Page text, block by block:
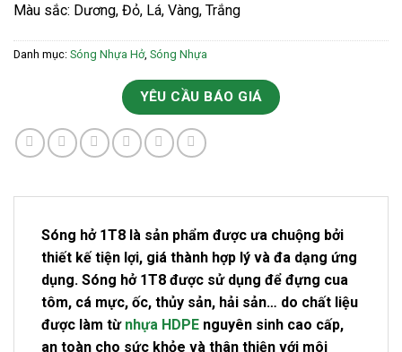
Màu sắc: Dương, Đỏ, Lá, Vàng, Trắng
Danh mục: Sóng Nhựa Hở, Sóng Nhựa
YÊU CẦU BÁO GIÁ
Sóng hở 1T8 là sản phẩm được ưa chuộng bởi
thiết kế tiện lợi, giá thành hợp lý và đa dạng ứng
dụng. Sóng hở 1T8 được sử dụng để đựng cua
tôm, cá mực, ốc, thủy sản, hải sản… do chất liệu
được làm từ nhựa HDPE nguyên sinh cao cấp,
an toàn cho sức khỏe và thân thiện với môi